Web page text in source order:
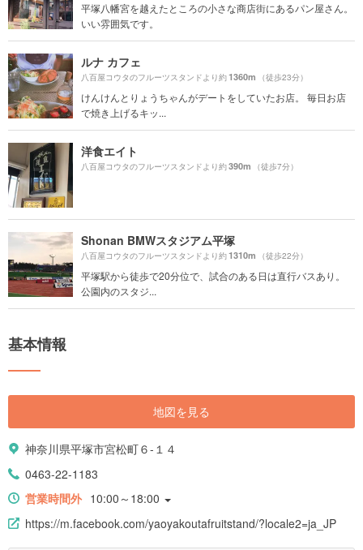
平塚八幡宮を越えたところの小さな商店街にあるパン屋さん。
いい雰囲気です。
ルナ カフェ
八百屋コウタのフルーツスタンドより約1360m （徒歩23分）
けんけんとりょうちゃんがデートをしていたお店。 毎日お店
で焼き上げるキッ...
洋食エイト
八百屋コウタのフルーツスタンドより約390m （徒歩7分）
Shonan BMWスタジアム平塚
八百屋コウタのフルーツスタンドより約1310m （徒歩22分）
平塚駅から徒歩で20分位で、試合のある日は直行バスあり。
公園内のスタジ...
基本情報
地図を見る
神奈川県平塚市宮松町６-１４
0463-22-1183
営業時間外 10:00～18:00
https://m.facebook.com/yaoyakoutafruitstand/?locale2=ja_JP